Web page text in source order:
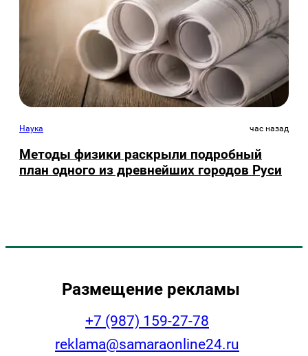
Наука час назад
Методы физики раскрыли подробный
план одного из древнейших городов Руси
Размещение рекламы
+7 (987) 159-27-78
reklama@samaraonline24.ru